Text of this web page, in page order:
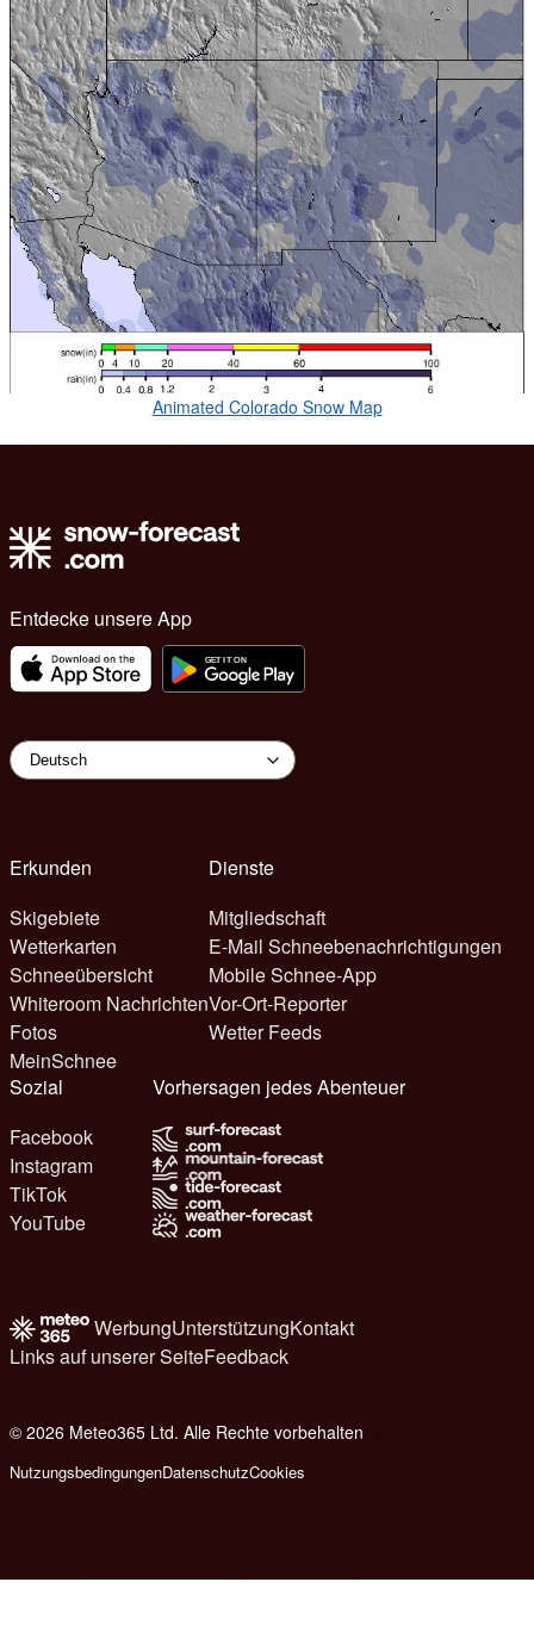
Animated Colorado Snow Map
Entdecke unsere App
Erkunden
Skigebiete
Wetterkarten
Schneeübersicht
Whiteroom Nachrichten
Fotos
MeinSchnee
Dienste
Mitgliedschaft
E-Mail Schneebenachrichtigungen
Mobile Schnee-App
Vor-Ort-Reporter
Wetter Feeds
Sozial
Facebook
Instagram
TikTok
YouTube
Vorhersagen jedes Abenteuer
WerbungUnterstützungKontakt
Links auf unserer SeiteFeedback
© 2026 Meteo365 Ltd. Alle Rechte vorbehalten
NutzungsbedingungenDatenschutzCookies